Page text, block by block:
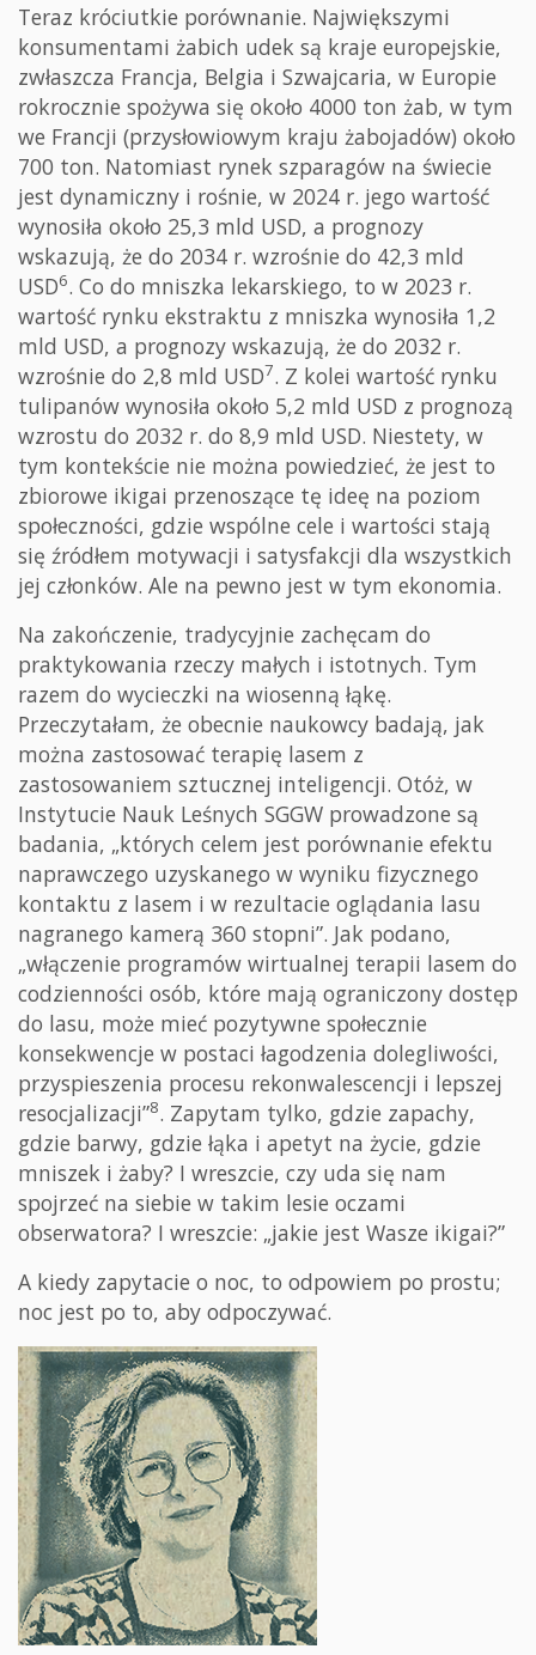
Teraz króciutkie porównanie. Największymi
konsumentami żabich udek są kraje europejskie,
zwłaszcza Francja, Belgia i Szwajcaria, w Europie
rokrocznie spożywa się około 4000 ton żab, w tym
we Francji (przysłowiowym kraju żabojadów) około
700 ton. Natomiast rynek szparagów na świecie
jest dynamiczny i rośnie, w 2024 r. jego wartość
wynosiła około 25,3 mld USD, a prognozy
wskazują, że do 2034 r. wzrośnie do 42,3 mld
USD6. Co do mniszka lekarskiego, to w 2023 r.
wartość rynku ekstraktu z mniszka wynosiła 1,2
mld USD, a prognozy wskazują, że do 2032 r.
wzrośnie do 2,8 mld USD7. Z kolei wartość rynku
tulipanów wynosiła około 5,2 mld USD z prognozą
wzrostu do 2032 r. do 8,9 mld USD. Niestety, w
tym kontekście nie można powiedzieć, że jest to
zbiorowe ikigai przenoszące tę ideę na poziom
społeczności, gdzie wspólne cele i wartości stają
się źródłem motywacji i satysfakcji dla wszystkich
jej członków. Ale na pewno jest w tym ekonomia.
Na zakończenie, tradycyjnie zachęcam do
praktykowania rzeczy małych i istotnych. Tym
razem do wycieczki na wiosenną łąkę.
Przeczytałam, że obecnie naukowcy badają, jak
można zastosować terapię lasem z
zastosowaniem sztucznej inteligencji. Otóż, w
Instytucie Nauk Leśnych SGGW prowadzone są
badania, „których celem jest porównanie efektu
naprawczego uzyskanego w wyniku fizycznego
kontaktu z lasem i w rezultacie oglądania lasu
nagranego kamerą 360 stopni”. Jak podano,
„włączenie programów wirtualnej terapii lasem do
codzienności osób, które mają ograniczony dostęp
do lasu, może mieć pozytywne społecznie
konsekwencje w postaci łagodzenia dolegliwości,
przyspieszenia procesu rekonwalescencji i lepszej
resocjalizacji”8. Zapytam tylko, gdzie zapachy,
gdzie barwy, gdzie łąka i apetyt na życie, gdzie
mniszek i żaby? I wreszcie, czy uda się nam
spojrzeć na siebie w takim lesie oczami
obserwatora? I wreszcie: „jakie jest Wasze ikigai?”
A kiedy zapytacie o noc, to odpowiem po prostu;
noc jest po to, aby odpoczywać.